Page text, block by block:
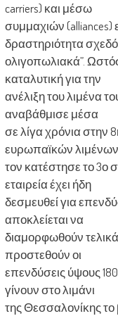
carriers) και μέσω
συμμαχιών (alliances)
δραστηριότητα
ολιγοπωλιακά”.
καταλυτική για την
ανέλιξη του λιμένα
αναβάθμισε μέσα
σε λίγα χρόνια στην
ευρωπαϊκών λιμένων
τον κατέστησε το 3ο
εταιρεία έχει ήδη
δεσμευθεί για
αποκλείεται να
διαμορφωθούν
προστεθούν οι
επενδύσεις ύψους
γίνουν στο λιμάνι
της Θεσσαλονίκης